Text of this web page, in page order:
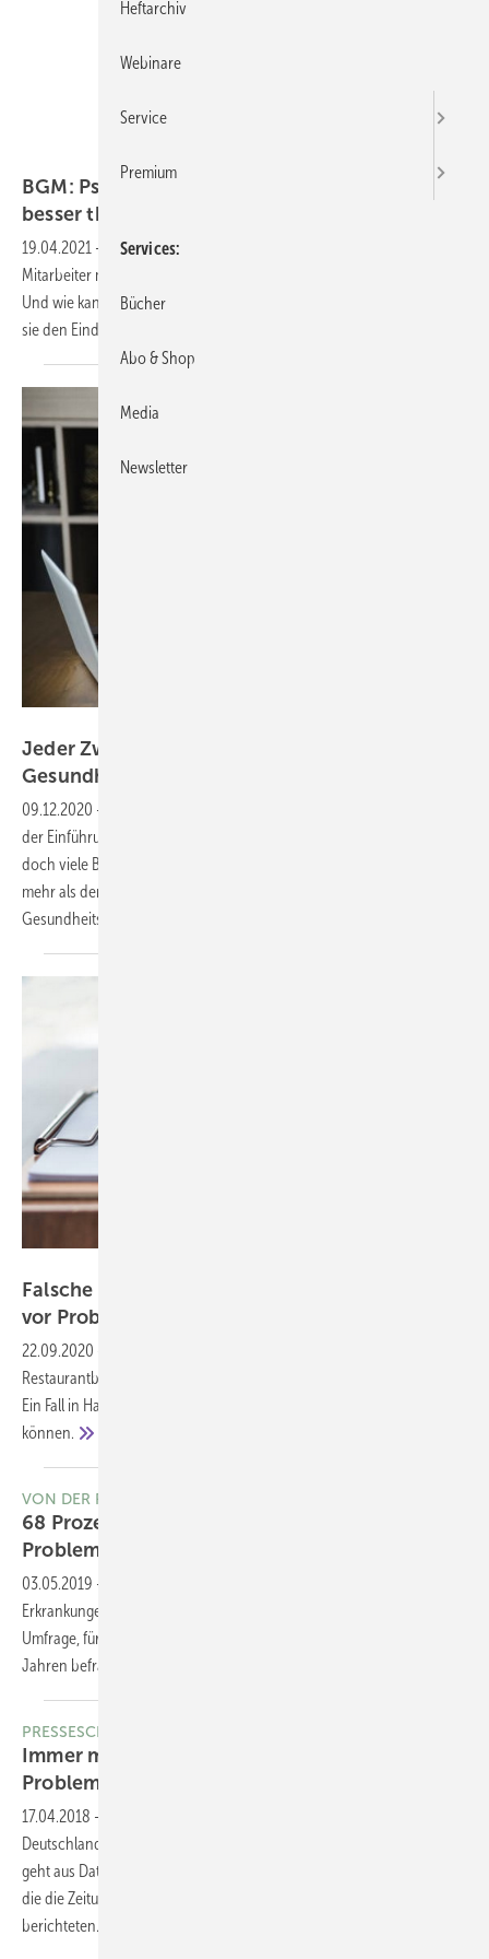
BGM: Psychische Probleme am Arbeitsplatz –
besser thematisieren als
19.04.2021 -
Wie sollten Führungskräfte reagieren, wenn ein
Mitarbeiter mitteilt, psychisch erkrankt oder stark belastet zu sein?
Und wie kann eine Führungskraft einen Mitarbeiter ansprechen, wenn
sie den Eindruck hat, dass dieser psychisch belastet
Jeder Zweite hat Probleme beim
Gesundheitssurfen
09.12.2020 -
der Einführung von DiGA und elektronischer Patientenakte voran –
doch viele Bürger kommen nicht mehr mit, so die Ärzte-Zeitung. Bei
mehr als der Hälfte der Deutschen mangelt es an digitaler
Gesundheitskompetenz, zeigt eine
Falsche Kontaktdaten stellen Gesundheitsamt
vor Probleme
22.09.2020
Restaurantbesuch korrekte Kontaktdaten an, meldet die ÄrzteZeitung.
Ein Fall in Hamburg zeigt nun, welche Probleme daraus entstehen
können.
VON DER REDAKTION EMPFOHLEN
68 Prozent der Deutschen: psychische
Probleme machen oft
03.05.2019 -
Erkrankungen als Ursache für Berufsunfähigkeit. Das zeigt eine Online-
Umfrage, für die im April 2019 mehr als 2.000 Bundesbürger ab 18
Jahren befragt
PRESSESCHAU
Immer mehr Arbeitnehmer wegen psychischer
Probleme in
17.04.2018 -
Deutschland machen wegen psychischer Probleme eine Reha. Das
geht aus Daten der Deutschen Rentenversicherung Bund hervor, über
die die Zeitungen des Redaktionsnetzwerks Deutschland
berichteten.
Heftarchiv
Webinare
Service
Premium
Services
Bücher
Abo & Shop
Media
Newsletter